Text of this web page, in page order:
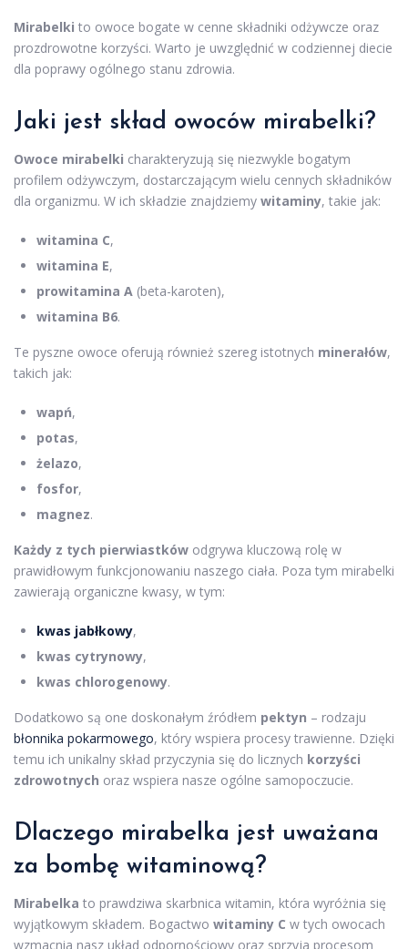
Mirabelki to owoce bogate w cenne składniki odżywcze oraz
prozdrowotne korzyści. Warto je uwzględnić w codziennej diecie
dla poprawy ogólnego stanu zdrowia.
Jaki jest skład owoców mirabelki?
Owoce mirabelki charakteryzują się niezwykle bogatym
profilem odżywczym, dostarczającym wielu cennych składników
dla organizmu. W ich składzie znajdziemy witaminy, takie jak:
witamina C,
witamina E,
prowitamina A (beta-karoten),
witamina B6.
Te pyszne owoce oferują również szereg istotnych minerałów,
takich jak:
wapń,
potas,
żelazo,
fosfor,
magnez.
Każdy z tych pierwiastków odgrywa kluczową rolę w
prawidłowym funkcjonowaniu naszego ciała. Poza tym mirabelki
zawierają organiczne kwasy, w tym:
kwas jabłkowy,
kwas cytrynowy,
kwas chlorogenowy.
Dodatkowo są one doskonałym źródłem pektyn – rodzaju
błonnika pokarmowego, który wspiera procesy trawienne. Dzięki
temu ich unikalny skład przyczynia się do licznych korzyści
zdrowotnych oraz wspiera nasze ogólne samopoczucie.
Dlaczego mirabelka jest uważana
za bombę witaminową?
Mirabelka to prawdziwa skarbnica witamin, która wyróżnia się
wyjątkowym składem. Bogactwo witaminy C w tych owocach
wzmacnia nasz układ odpornościowy oraz sprzyja procesom